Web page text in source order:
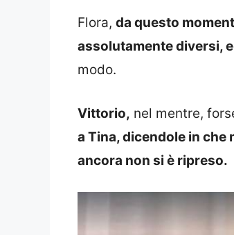
Flora, da questo
assolutamente diversi,
modo.
Vittorio, nel mentre,
a Tina, dicendole in che
ancora non si è ripreso.